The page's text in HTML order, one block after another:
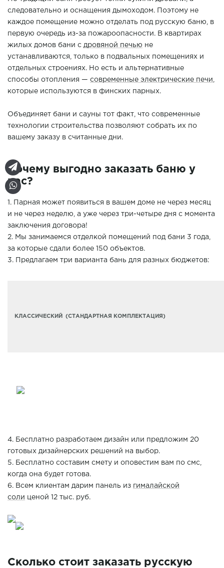
следовательно и оснащения дымоходом. Поэтому не
каждое помещение можно отделать под русскую баню, в
первую очередь из-за пожароопасности. В квартирах
жилых домов бани с дровяной печью не
устанавливаются, только в подвальных помещениях и
отдельных строениях. Но есть и альтернативные
способы отопления — современные электрические печи
которые используются в финских парных.
Объединяет бани и сауны тот факт, что современные
технологии строительства позволяют собрать их по
вашему заказу в считанные дни.
Почему выгодно заказать баню у
нас?
1. Парная может появиться в вашем доме не через месяц
и не через неделю, а уже через три-четыре дня с момента
заключения договора!
2. Мы занимаемся отделкой помещений под бани 3 года,
за которые сдали более 150 объектов.
3. Предлагаем три варианта бань для разных бюджетов:
КЛАССИЧЕСКИЙ (СТАНДАРТНАЯ КОМПЛЕКТАЦИЯ)
4. Бесплатно разработаем дизайн или предложим 20
готовых дизайнерских решений на выбор.
5. Бесплатно составим смету и оповестим вам по смс,
когда она будет готова.
6. Всем клиентам дарим панель из гималайской
соли ценой 12 тыс. руб.
Сколько стоит заказать русскую